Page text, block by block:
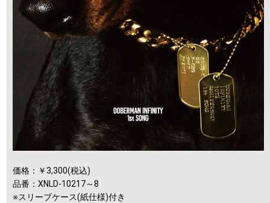
価格：￥3,300(税込)
品番：XNLD-10217～8
※スリーブケース(紙仕様)付き